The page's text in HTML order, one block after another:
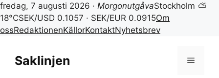
fredag, 7 augusti 2026 · MorgonutgåvaStockholm ⛅
18°CSEK/USD 0.1057 · SEK/EUR 0.0915Om
ossRedaktionenKällorKontaktNyhetsbrev
innehållSaklinjen Meny